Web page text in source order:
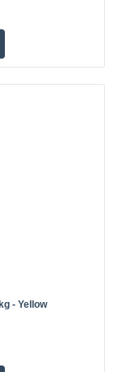
- Yellow